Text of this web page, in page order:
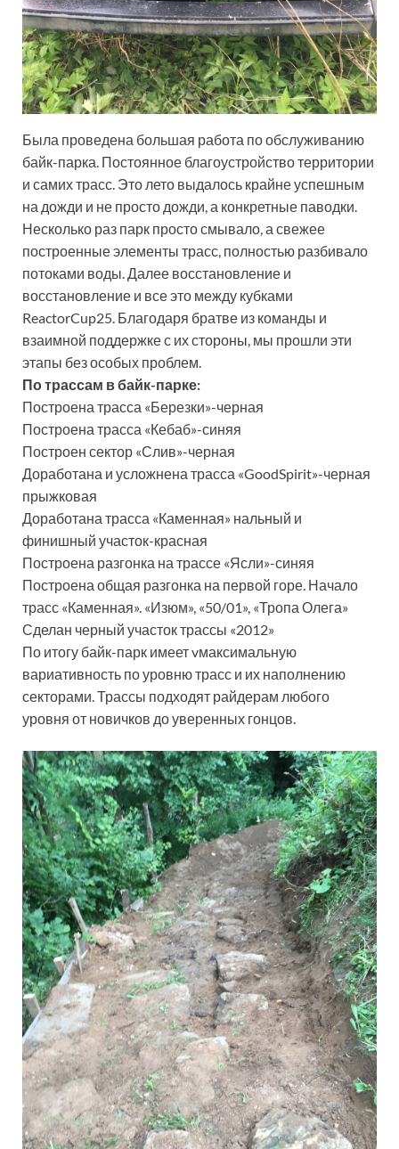
Была проведена большая работа по обслуживанию
байк-парка. Постоянное благоустройство территории
и самих трасс. Это лето выдалось крайне успешным
на дожди и не просто дожди, а конкретные паводки.
Несколько раз парк просто смывало, а свежее
построенные элементы трасс, полностью разбивало
потоками воды. Далее восстановление и
восстановление и все это между кубками
ReactorCup25. Благодаря братве из команды и
взаимной поддержке с их стороны, мы прошли эти
этапы без особых проблем.
По трассам в байк-парке:
Построена трасса «Березки»-черная
Построена трасса «Кебаб»-синяя
Построен сектор «Слив»-черная
Доработана и усложнена трасса «GoodSpirit»-черная
прыжковая
Доработана трасса «Каменная» нальный и
финишный участок-красная
Построена разгонка на трассе «Ясли»-синяя
Построена общая разгонка на первой горе. Начало
трасс «Каменная». «Изюм», «50/01», «Тропа Олега»
Сделан черный участок трассы «2012»
По итогу байк-парк имеет vмаксимальную
вариативность по уровню трасс и их наполнению
секторами. Трассы подходят райдерам любого
уровня от новичков до уверенных гонцов.